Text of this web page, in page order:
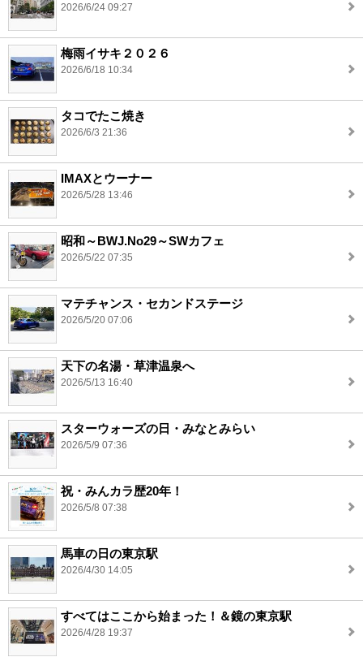
2026/6/24 09:27
梅雨イサキ２０２６
2026/6/18 10:34
タコでたこ焼き
2026/6/3 21:36
IMAXとウーナー
2026/5/28 13:46
昭和～BWJ.No29～SWカフェ
2026/5/22 07:35
マテチャンス・セカンドステージ
2026/5/20 07:06
天下の名湯・草津温泉へ
2026/5/13 16:40
スターウォーズの日・みなとみらい
2026/5/9 07:36
祝・みんカラ歴20年！
2026/5/8 07:38
馬車の日の東京駅
2026/4/30 14:05
すべてはここから始まった！＆鏡の東京駅
2026/4/28 19:37